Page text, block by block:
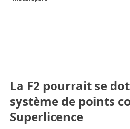
La F2 pourrait se
système de points
Superlicence